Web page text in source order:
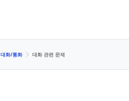
대화/통화 대화 관련 문제